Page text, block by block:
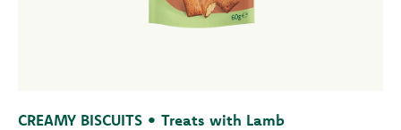
CREAMY BISCUITS • Treats with Lamb